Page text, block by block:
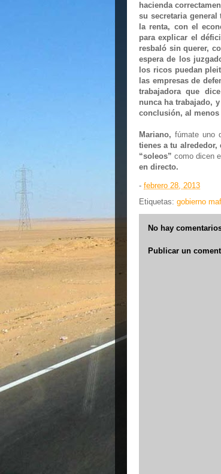
hacienda
su secretaria
la renta, con el
para explicar el
resbaló sin querer,
espera de los
los ricos puedan
las empresas de
trabajadora que
nunca ha trabajado,
conclusión, al
Mariano, fúmate uno
tienes a tu alrededor,
“soleos” como dicen
en directo.
- febrero 28, 2013
Etiquetas: gobierno
No hay
Publicar un